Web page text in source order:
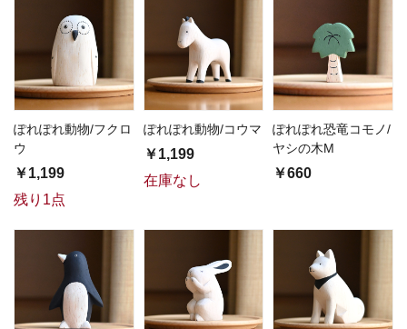
ぽれぽれ動物/フクロ
ウ
￥1,199
残り1点
ぽれぽれ動物/コウマ
￥1,199
在庫なし
ぽれぽれ恐竜コモノ/
ヤシの木M
￥660